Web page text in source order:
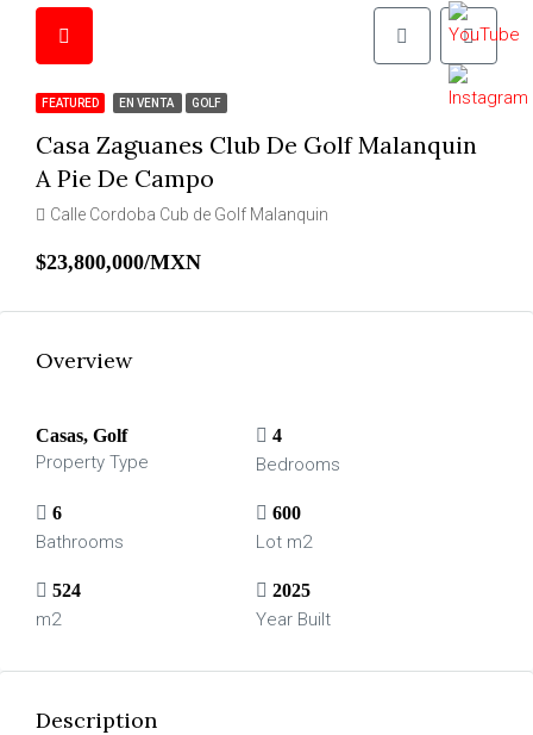
FEATURED EN VENTA GOLF
Casa Zaguanes Club De Golf Malanquin
A Pie De Campo
Calle Cordoba Cub de Golf Malanquin
$23,800,000/MXN
Overview
Casas, Golf
Property Type
4
Bedrooms
6
Bathrooms
600
Lot m2
524
m2
2025
Year Built
Description